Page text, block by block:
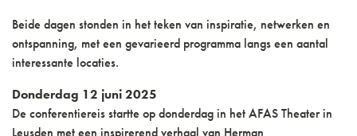
Beide dagen stonden in het teken van inspiratie, netwerken en
ontspanning, met een gevarieerd programma langs een aantal
interessante locaties.
Donderdag 12 juni 2025
De conferentiereis startte op donderdag in het AFAS Theater in
Leusden met een inspirerend verhaal van Herman